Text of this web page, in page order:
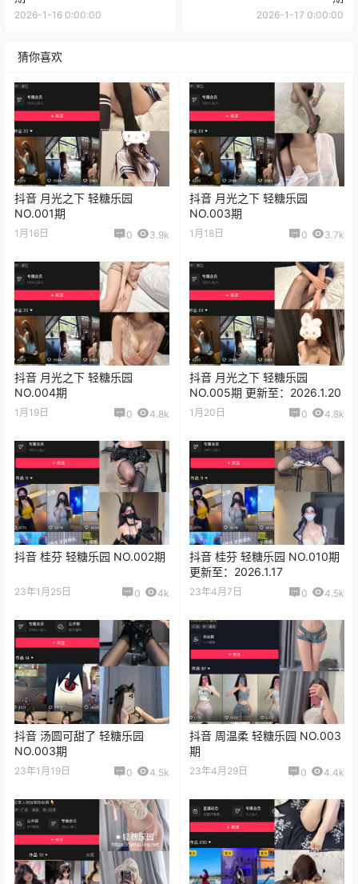
2026-1-16 0:00:00 2026-1-17 0:00:00
猜你喜欢
抖音 月光之下 轻糖乐园
NO.001期
1月16日 0 3.9k
抖音 月光之下 轻糖乐园
NO.003期
1月18日 0 3.7k
抖音 月光之下 轻糖乐园
NO.004期
1月19日 0 4.8k
抖音 月光之下 轻糖乐园
NO.005期 更新至：2026.1.20
1月20日 0 4.8k
抖音 桂芬 轻糖乐园 NO.002期
23年1月25日 0 4k
抖音 桂芬 轻糖乐园 NO.010期
更新至：2026.1.17
23年4月7日 0 4.5k
抖音 汤圆可甜了 轻糖乐园
NO.003期
23年1月19日 0 4.5k
抖音 周温柔 轻糖乐园 NO.003
期
23年4月29日 0 4.4k